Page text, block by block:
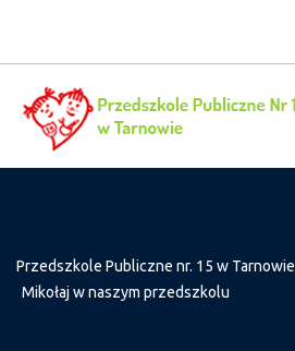
Przedszkole Publiczne nr. 15 w Tarnowie
Mikołaj w naszym przedszkolu